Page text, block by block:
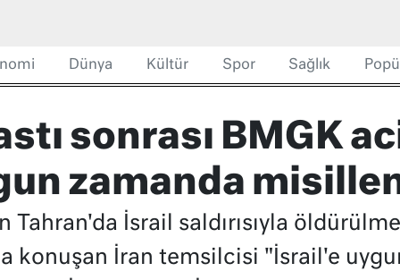
Dünya Kültür Spor Sağlık
sonrası BMGK
zamanda
İsrail saldırısıyla
konuşan İran temsilcisi "İsrail'e